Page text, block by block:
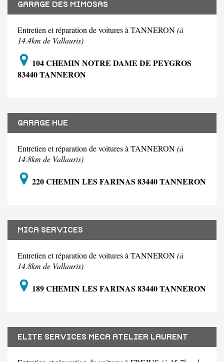
GARAGE DES MIMOSAS
Entretien et réparation de voitures à TANNERON(à
14.4km de Vallauris)
104 CHEMIN NOTRE DAME DE PEYGROS
83440 TANNERON
GARAGE HUE
Entretien et réparation de voitures à TANNERON(à
14.8km de Vallauris)
220 CHEMIN LES FARINAS 83440 TANNERON
MICA SERVICES
Entretien et réparation de voitures à TANNERON(à
14.8km de Vallauris)
189 CHEMIN LES FARINAS 83440 TANNERON
ELITE SERVICES MECA ATELIER LAURENT